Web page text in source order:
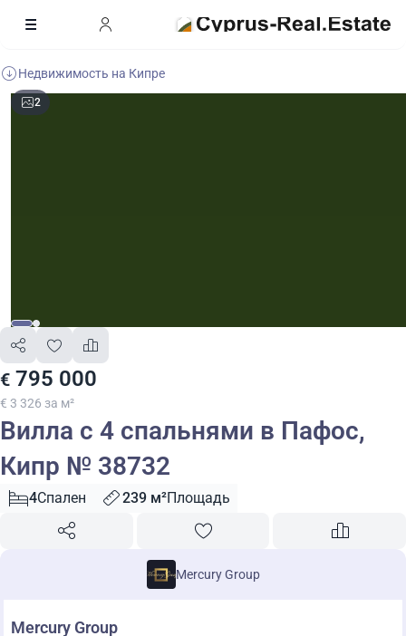
Недвижимость на Кипре
2
€ 795 000
€ 3 326 за м²
Вилла с 4 спальнями в Пафос,
Кипр № 38732
4Спален 239 м²Площадь
Mercury Group
Mercury Group